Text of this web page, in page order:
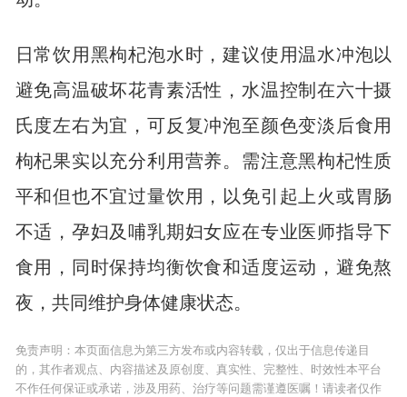
日常饮用黑枸杞泡水时，建议使用温水冲泡以
避免高温破坏花青素活性，水温控制在六十摄
氏度左右为宜，可反复冲泡至颜色变淡后食用
枸杞果实以充分利用营养。需注意黑枸杞性质
平和但也不宜过量饮用，以免引起上火或胃肠
不适，孕妇及哺乳期妇女应在专业医师指导下
食用，同时保持均衡饮食和适度运动，避免熬
夜，共同维护身体健康状态。
免责声明：本页面信息为第三方发布或内容转载，仅出于信息传递目
的，其作者观点、内容描述及原创度、真实性、完整性、时效性本平台
不作任何保证或承诺，涉及用药、治疗等问题需谨遵医嘱！请读者仅作